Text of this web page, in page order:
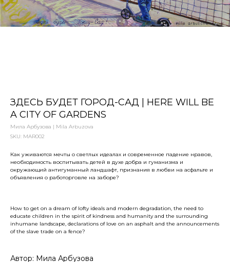
ЗДЕСЬ БУДЕТ ГОРОД-САД | HERE WILL BE
A CITY OF GARDENS
Мила Арбузова | Mila Arbuzova
SKU: MAR002
Как уживаются мечты о светлых идеалах и современное падение нравов,
необходимость воспитывать детей в духе добра и гуманизма и
окружающий антигуманный ландшафт, признания в любви на асфальте и
объявления о работорговле на заборе?
How to get on a dream of lofty ideals and modern degradation, the need to
educate children in the spirit of kindness and humanity and the surrounding
inhumane landscape, declarations of love on an asphalt and the announcements
of the slave trade on a fence?
Автор: Мила Арбузова